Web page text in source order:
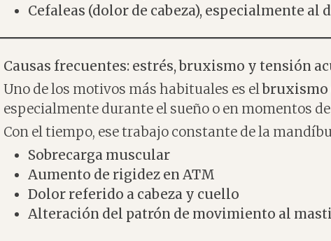
Cefaleas (dolor de cabeza), especialmente al
Causas frecuentes: estrés, bruxismo y tensión
Uno de los motivos más habituales es elbruxismo
especialmente durante el sueño o en momentos de
Con el tiempo, ese trabajo constante de la
Sobrecarga muscular
Aumento de rigidez en ATM
Dolor referido a cabeza y cuello
Alteración del patrón de movimiento al